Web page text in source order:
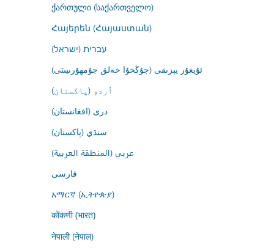
ქართული (საქართველო)
Հայերեն (Հայաստան)
עברית (ישראל)
ئۇيغۇر يېزىقى (جۇڭخۇا خەلق جۇمھۇرىيىتى)
اُردو (پاکستان)
درى (افغانستان)
سنڌي (پاکستان)
عربي (المنطقة العربية)
فارسى
አማርኛ (ኢትዮጵያ)
कोंकणी (भारत)
नेपाली (नेपाल)